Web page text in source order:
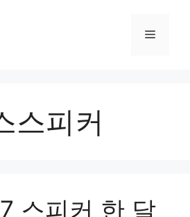
메
스피커
스피커 한 달